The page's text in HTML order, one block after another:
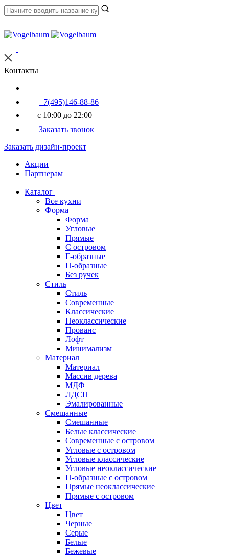
Контакты
+7(495)146-88-86
с 10:00 до 22:00
Заказать звонок
Заказать дизайн-проект
Акции
Партнерам
Каталог
Все кухни
Форма
Форма
Угловые
Прямые
С островом
Г-образные
П-образные
Без ручек
Стиль
Стиль
Современные
Классические
Неоклассические
Прованс
Лофт
Минимализм
Материал
Материал
Массив дерева
МДФ
ЛДСП
Эмалированные
Смешанные
Смешанные
Белые классические
Современные с островом
Угловые с островом
Угловые классические
Угловые неоклассические
П-образные с островом
Прямые неоклассические
Прямые с островом
Цвет
Цвет
Черные
Серые
Белые
Бежевые